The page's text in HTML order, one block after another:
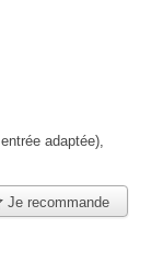
adaptée),
Je recommande